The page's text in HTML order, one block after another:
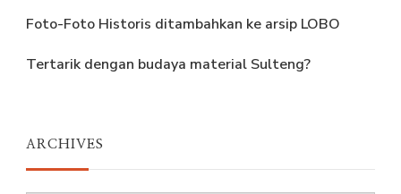
Foto-Foto Historis ditambahkan ke arsip LOBO
Tertarik dengan budaya material Sulteng?
ARCHIVES